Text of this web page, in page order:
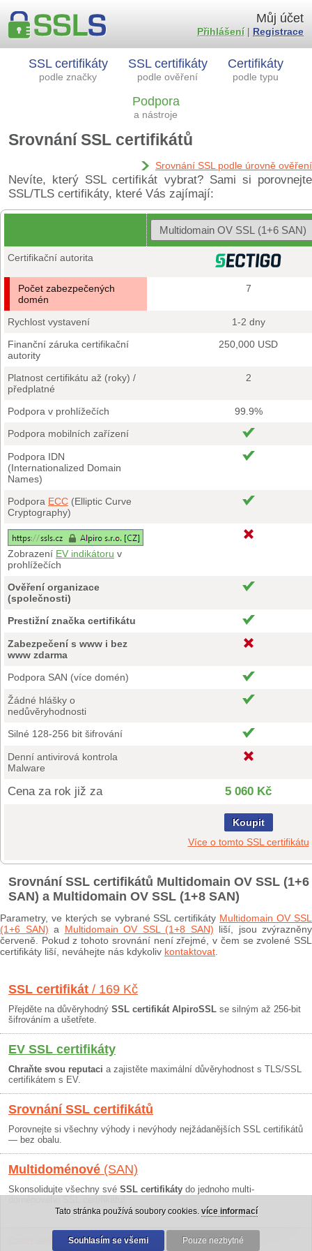
SSL certifikáty
podle značky
SSL certifikáty
podle ověření
Certifikáty
podle typu
Podpora
a nástroje
Můj účet
Přihlášení| Registrace
Srovnání SSL certifikátů
Srovnání SSL podle úrovně ověření
Nevíte, který SSL certifikát vybrat? Sami si porovnejte
SSL/TLS certifikáty, které Vás zajímají:
Certifikační autorita
Počet zabezpečených
domén
7
Rychlost vystavení
1-2 dny
Finanční záruka certifikační
autority
250,000 USD
Platnost certifikátu až (roky) /
předplatné
2
Podpora v prohlížečích
99.9%
Podpora mobilních zařízení
Podpora IDN
(Internationalized Domain
Names)
Podpora ECC (Elliptic Curve
Cryptography)
Zobrazení EV indikátoru v
prohlížečích
Ověření organizace
(společnosti)
Prestižní značka certifikátu
Zabezpečení s www i bez
www zdarma
Podpora SAN (více domén)
Žádné hlášky o
nedůvěryhodnosti
Silné 128-256 bit šifrování
Denní antivirová kontrola
Malware
Cena za rok již za 5 060 Kč
Koupit
Více o tomto SSL certifikátu
Srovnání SSL certifikátů Multidomain OV SSL (1+6
SAN) a Multidomain OV SSL (1+8 SAN)
Parametry, ve kterých se vybrané SSL certifikáty Multidomain OV SSL
(1+6 SAN) a Multidomain OV SSL (1+8 SAN) liší, jsou zvýrazněny
červeně. Pokud z tohoto srovnání není zřejmé, v čem se zvolené SSL
certifikáty liší, neváhejte nás kdykoliv kontaktovat
SSL certifikát / 169 Kč
Přejděte na důvěryhodný SSL certifikát AlpiroSSL se silným až 256-bit
šifrováním a ušetřete.
EV SSL certifikáty
Chraňte svou reputaci a zajistěte maximální důvěryhodnost s TLS/SSL
certifikátem s EV.
Srovnání SSL certifikátů
Porovnejte si všechny výhody i nevýhody nejžádanějších SSL certifikátů
— bez obalu.
Multidoménové (SAN)
Skonsolidujte všechny své SSL certifikáty do jednoho multi-
Obchodní podmínky|30 dní záruka
Tato stránka používá soubory cookies. více informací
Souhlasím se všemi Pouze nezbytné